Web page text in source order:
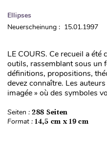
Ellipses
Neuerscheinung : 15.01.1997
LE COURS. Ce recueil a
outils, rassemblant sous un
définitions, propositions,
devez connaître. Les
imagée » où des symboles
Seiten : 288 Seiten
Format : 14,5 cm x 19 cm